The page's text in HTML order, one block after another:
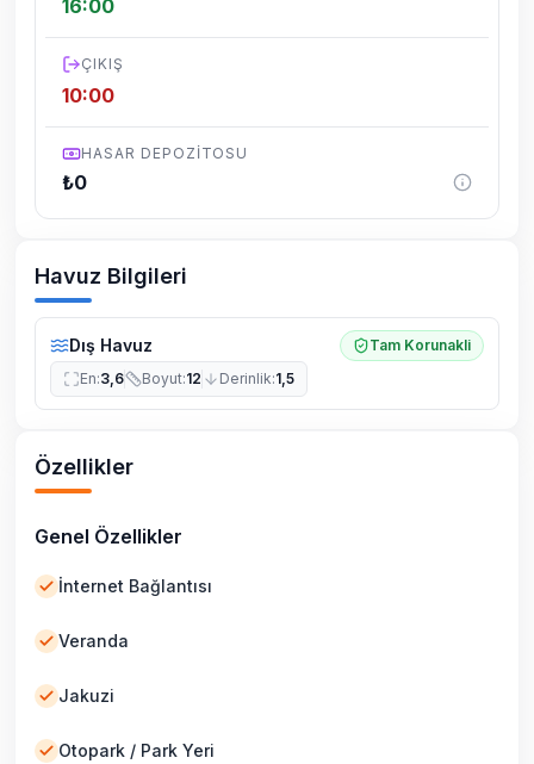
16:00
ÇIKIŞ
10:00
HASAR DEPOZITOSU
₺0
Havuz Bilgileri
Dış Havuz
Tam Korunakli
En:3,6 Boyut:12 Derinlik:1,5
Özellikler
Genel Özellikler
İnternet Bağlantısı
Veranda
Jakuzi
Otopark / Park Yeri